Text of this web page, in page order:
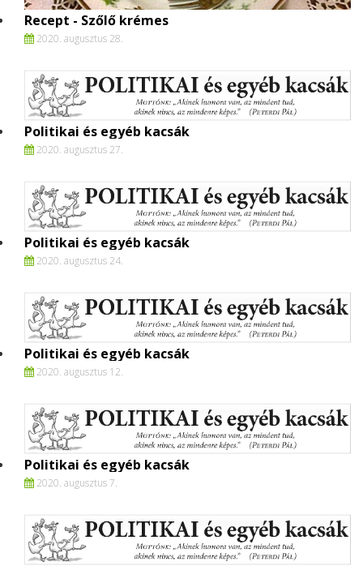
Recept - Szőlő krémes
2020. augusztus 28.
Politikai és egyéb kacsák
2020. augusztus 27.
Politikai és egyéb kacsák
2020. augusztus 24.
Politikai és egyéb kacsák
2020. augusztus 12.
Politikai és egyéb kacsák
2020. augusztus 7.